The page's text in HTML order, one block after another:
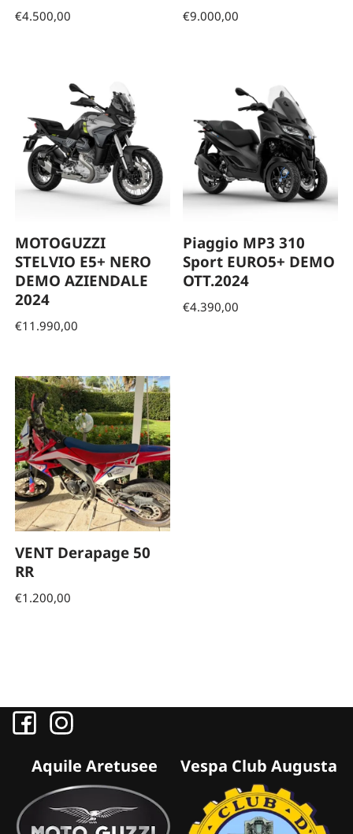
€4.500,00 €9.000,00
MOTOGUZZI
STELVIO E5+ NERO
DEMO AZIENDALE
2024
€11.990,00
Piaggio MP3 310
Sport EURO5+ DEMO
OTT.2024
€4.390,00
VENT Derapage 50
RR
€1.200,00
Aquile Aretusee Vespa Club Augusta